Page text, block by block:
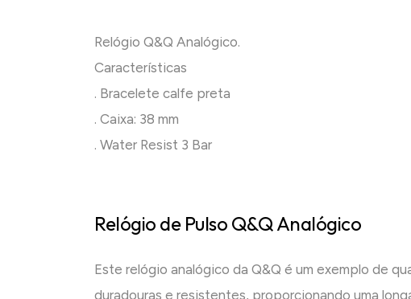
Relógio Q&Q Analógico.
Características
. Bracelete calfe preta
. Caixa: 38 mm
. Water Resist 3 Bar
Relógio de Pulso Q&Q Analógico
Este relógio analógico da Q&Q é um exemplo de
duradouras e resistentes, proporcionando uma